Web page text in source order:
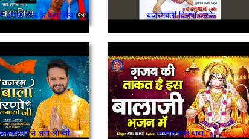
अपना हाल के बना लिया बजरंगबली किरपा करके
चरणों से लगा लो जी मरघट वाले बाबा